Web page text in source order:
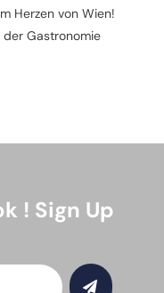
Herzen von Wien!
Gastronomie
! Sign Up